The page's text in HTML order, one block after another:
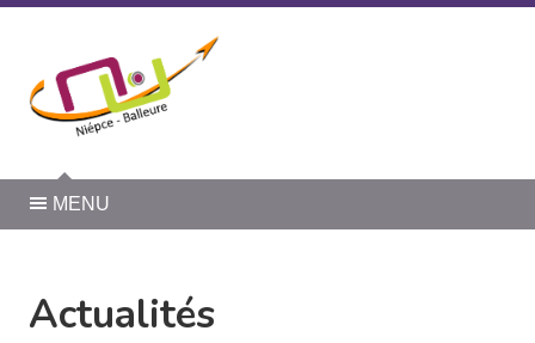
MENU
Actualités
Panneau de gestion des cookies